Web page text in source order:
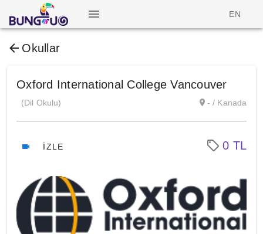
EN
Okullar
Oxford International College Vancouver
(Dil Okulu) - / Kanada
İZLE 0 TL